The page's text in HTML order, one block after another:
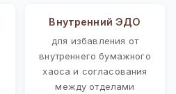
Внутренний ЭДО
для избавления от
внутреннего бумажного
хаоса и согласования
между отделами